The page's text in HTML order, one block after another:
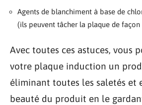
Agents de blanchiment à base de
(ils peuvent tâcher la plaque de façon
Avec toutes ces astuces, vous
votre plaque induction un
éliminant toutes les saletés et
beauté du produit en le